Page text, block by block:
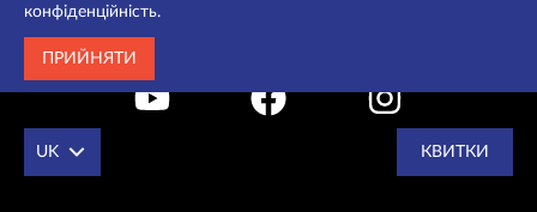
КВИТКИ
конфіденційність.
ПРИЙНЯТИ
UK